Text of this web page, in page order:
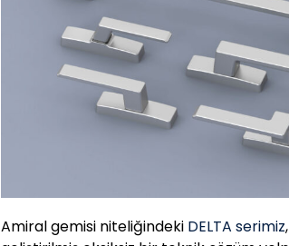
Amiral gemisi niteliğindeki DELTA serimiz